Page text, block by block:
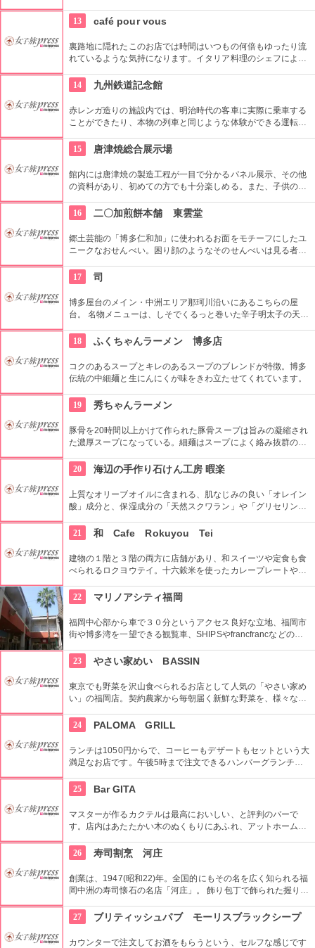
にこだわった、「赤丸新味」も人気の一品です。
13 café pour vous
裏路地に隠れたこのお店では時間はいつもの何倍もゆったり流
れているような気持になります。イタリア料理のシェフによる
ザートは絶品です。開放的な内装も、心安らぐポイントのひと
つです。
14 九州鉄道記念館
赤レンガ造りの施設内では、明治時代の客車に実際に乗車する
ことができたり、本物の列車と同じような体験ができる運転シ
クです。
15 唐津焼総合展示場
館内には唐津焼の製造工程が一目で分かるパネル展示、その他
の資料があり、初めての方でも十分楽しめる。また、子供の自
個性を引き出し、世界に一つしかない作品を作れるようアドバ
イスをしてもらえる、絵付け体験1260円〜(要予約、配送料別
途)も可能。また好評の唐津焼展・テーマ展では、唐津焼協同組
合に加入する19の窯元作品を展示販売を行っている。
16 二〇加煎餅本舗 東雲堂
郷土芸能の「博多仁和加」に使われるお面をモチーフにしたユ
ニークなおせんべい。困り顔のようなそのせんべいは見る者の
をつけて言葉遊びをする遊びだそうで、そのお面だからこんな
にユニークな表情をしているのでしょうか。
17 司
博多屋台のメイン・中洲エリア那珂川沿いにあるこちらの屋
台。 名物メニューは、しそでくるっと巻いた辛子明太子の天ぷ
み合わせがやみつきに。 常連さんから観光客まで、ゆったりと
屋台を楽しめる場としておすすめしたいお店です。
18 ふくちゃんラーメン 博多店
コクのあるスープとキレのあるスープのブレンドが特徴。博多
伝統の中細麺と生にんにくが味をきわ立たせてくれています。
19 秀ちゃんラーメン
豚骨を20時間以上かけて作られた豚骨スープは旨みの凝縮され
た濃厚スープになっている。細麺はスープによく絡み抜群の組
つきになる美味しさです。
20 海辺の手作り石けん工房 暇楽
上質なオリーブオイルに含まれる、肌なじみの良い「オレイン
酸」成分と、保湿成分の「天然スクワラン」や「グリセリン」
とした洗い上がりの石けんができあがります。合成保存料・香
料・固形剤などは一切使用せず、自然熟成・乾燥させ、石けん
の香りは天然ハーブのみを使用。手作り石けんを含め10種類の
自然素材手作りコスメ、オーガニックなどを製造・販売してい
ます。
21 和 Cafe Rokuyou Tei
建物の１階と３階の両方に店舗があり、和スイーツや定食も食
べられるロクヨウテイ。十六穀米を使ったカレープレートや熱
メニューが豊富で迷ってしまいそう。１階ではケーキ販売もし
ています。
22 マリノアシティ福岡
福岡中心部から車で３０分というアクセス良好な立地、福岡市
街や博多湾を一望できる観覧車、SHIPSやfrancfrancなどの人
ら届いた旬の特産品などがそろう市場も人気。休日を中心にミ
ニライブやショーなどのイベントも行われ、一日中楽しむ事が
出来ます。
23 やさい家めい BASSIN
東京でも野菜を沢山食べられるお店として人気の「やさい家め
い」の福岡店。契約農家から毎朝届く新鮮な野菜を、様々な調
ーズナブルな価格で定食が食べられるという事もあって女性を
中心に人気。もちろん本家同様しゃぶしゃぶもオススメ。
24 PALOMA GRILL
ランチは1050円からで、コーヒーもデザートもセットという大
満足なお店です。午後5時まで注文できるハンバーグランチが
ンパン蒸しに真っ赤なソースと、色とりどりの野菜に見た目も
鮮やかな盛りつけ。デザートも絶品の女性にも大人気のお店。
25 Bar GITA
マスターが作るカクテルは最高においしい、と評判のバーで
す。店内はあたたかい木のぬくもりにあふれ、アットホームな
と少ないですが、だからこそ一人一人に丁寧なおもてなしをし
てくれます。
26 寿司割烹 河庄
創業は、1947(昭和22)年。全国的にもその名を広く知られる福
岡中洲の寿司懐石の名店「河庄」。 飾り包丁で飾られた握り
ーは、お店が、素材に、味に、吟味を重ねたもの。ゆったりと
した静かな空間で、そんな老舗の味を堪能してみて。
27 ブリティッシュパブ モーリスブラックシープ
カウンターで注文してお酒をもらうという、セルフな感じです